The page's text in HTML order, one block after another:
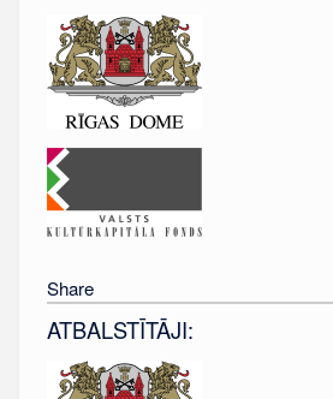
Share
ATBALSTĪTĀJI: